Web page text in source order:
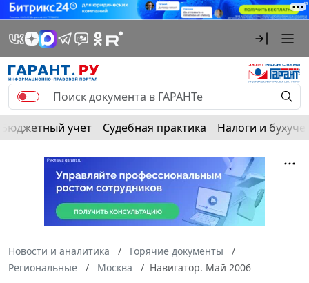
Бюджетный учет Судебная практика Налоги и
Новости и аналитика
Горячие документы
Региональные
Москва Навигатор. Май 2006